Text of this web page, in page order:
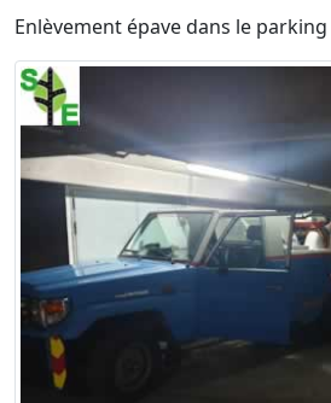
Enlèvement épave dans le